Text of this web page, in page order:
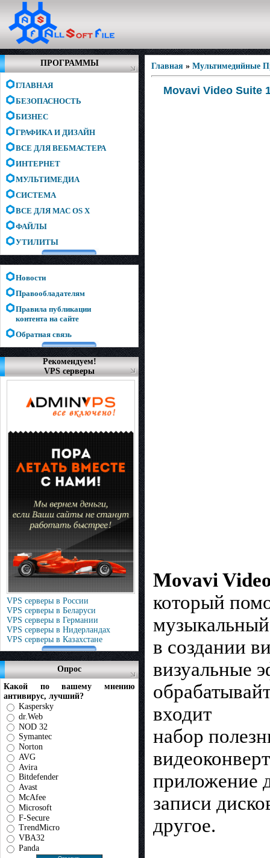
ПРОГРАММЫ
ГЛАВНАЯ
БЕЗОПАСНОСТЬ
БИЗНЕС
ГРАФИКА И ДИЗАЙН
ВСЕ ДЛЯ ВЕБМАСТЕРА
ИНТЕРНЕТ
МУЛЬТИМЕДИА
СИСТЕМА
ВСЕ ДЛЯ MAC OS X
ФАЙЛЫ
УТИЛИТЫ
Новости
Правообладателям
Правила публикации
контента на сайте
Обратная связь
Рекомендуем!
VPS серверы
VPS серверы в России
VPS серверы в Беларуси
VPS серверы в Германии
VPS серверы в Нидерландах
VPS серверы в Казахстане
Опрос
Какой по вашему мнению
антивирус, лучший?
Kaspersky
dr.Web
NOD 32
Symantec
Norton
AVG
Avira
Bitdefender
Avast
McAfee
Microsoft
F-Secure
TrendMicro
VBA32
Panda
Главная » Мультимедийные
Movavi Video Suite
Movavi
который
в создании
визуальные
входит
набор
приложение
записи
другое.